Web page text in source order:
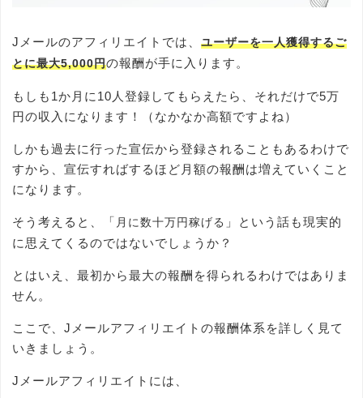
Jメールのアフィリエイトでは、 ユーザーを一人獲得するご
とに最大5,000円の報酬が手に入ります。
もしも1か月に10人登録してもらえたら、それだけで5万
円の収入になります！（なかなか高額ですよね）
しかも過去に行った宣伝から登録されることもあるわけで
すから、宣伝すればするほど月額の報酬は増えていくこと
になります。
そう考えると、「 月に数十万円稼げる 」という話も現実的
に思えてくるのではないでしょうか？
とはいえ、最初から最大の報酬を得られるわけではありま
せん。
ここで、Jメールアフィリエイトの報酬体系を詳しく見て
いきましょう。
Jメールアフィリエイトには、